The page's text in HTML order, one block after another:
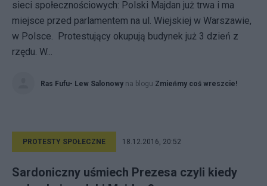
sieci społecznościowych: Polski Majdan już trwa i ma
miejsce przed parlamentem na ul. Wiejskiej w Warszawie,
w Polsce. Protestujący okupują budynek już 3 dzień z
rzędu. W...
Ras Fufu- Lew Salonowy na blogu Zmieńmy coś wreszcie!
PROTESTY SPOŁECZNE 18.12.2016, 20:52
Sardoniczny uśmiech Prezesa czyli kiedy